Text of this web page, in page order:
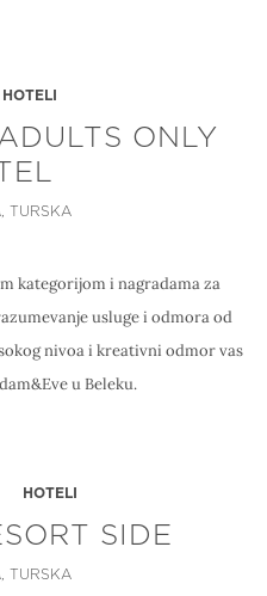
HOTELI
ONLY
TURSKA
kategorijom i nagradama za
usluge i odmora od
nivoa i kreativni odmor vas
u Beleku.
HOTELI
SIDE
TURSKA